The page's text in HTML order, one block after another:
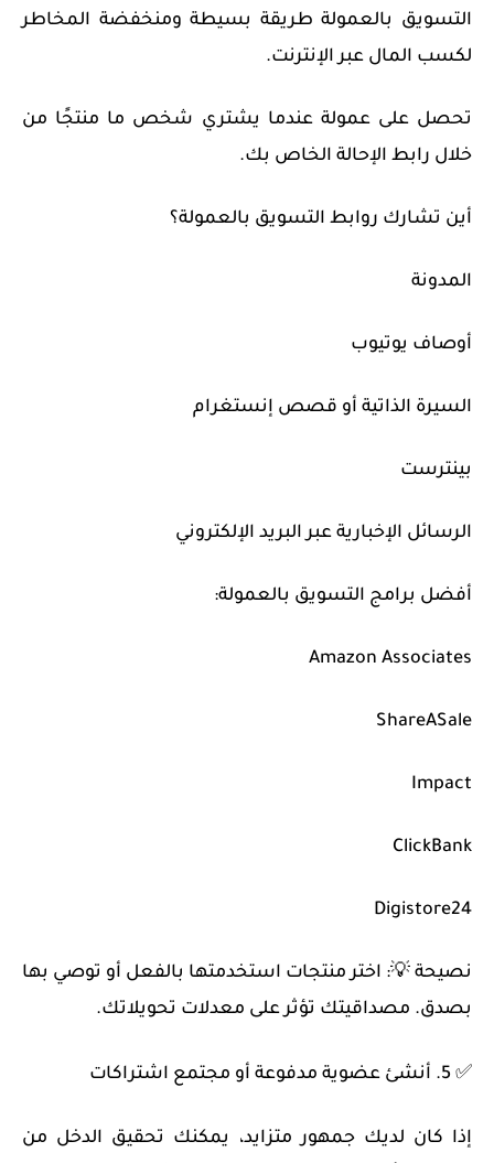
التسويق بالعمولة طريقة بسيطة ومنخفضة المخاطر
لكسب المال عبر الإنترنت.
تحصل على عمولة عندما يشتري شخص ما منتجًا من
خلال رابط الإحالة الخاص بك.
أين تشارك روابط التسويق بالعمولة؟
المدونة
أوصاف يوتيوب
السيرة الذاتية أو قصص إنستغرام
بينترست
الرسائل الإخبارية عبر البريد الإلكتروني
أفضل برامج التسويق بالعمولة:
Amazon Associates
ShareASale
Impact
ClickBank
Digistore24
نصيحة 💡: اختر منتجات استخدمتها بالفعل أو توصي بها
بصدق. مصداقيتك تؤثر على معدلات تحويلاتك.
✅ 5. أنشئ عضوية مدفوعة أو مجتمع اشتراكات
إذا كان لديك جمهور متزايد، يمكنك تحقيق الدخل من